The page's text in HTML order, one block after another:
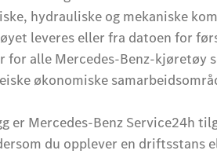
hydrauliske og mekaniske
leveres eller fra datoen for
for alle Mercedes-Benz-kjøretøy
økonomiske
er Mercedes-Benz Service24h
du opplever en driftsstans